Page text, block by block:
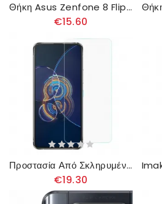
Θήκη Asus Zenfone 8 Flip Θήκη Flip Δερμάτινο Εφέ Σειράς Imak Ruiyi
€15.60
Προστασία Από Σκληρυμένο Γυαλί Arc Edge (0.3Mm) Για Την Οθόνη Azus Zenfone 8 Flip
€19.30